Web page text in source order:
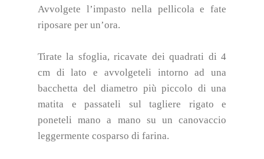
Avvolgete l’impasto nella pellicola e fate
riposare per un’ora.
Tirate la sfoglia, ricavate dei quadrati di 4
cm di lato e avvolgeteli intorno ad una
bacchetta del diametro più piccolo di una
matita e passateli sul tagliere rigato e
poneteli mano a mano su un canovaccio
leggermente cosparso di farina.